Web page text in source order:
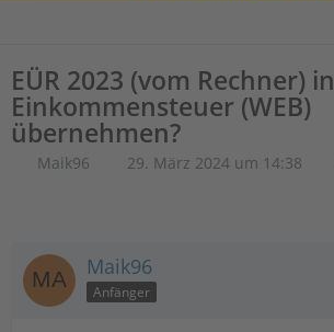
EÜR 2023 (vom Rechner) in
Einkommensteuer (WEB)
übernehmen?
Maik96 29. März 2024 um 14:38
Maik96
Anfänger